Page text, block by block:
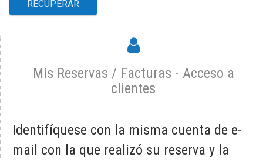
Mis Reservas / Facturas - Acceso a
clientes
Identifíquese con la misma cuenta de e-
mail con la que realizó su reserva y la